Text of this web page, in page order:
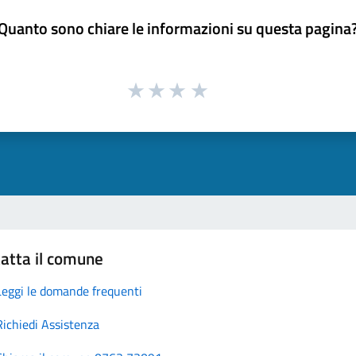
sono chiare le informazioni su questa
il comune
le domande frequenti
Assistenza